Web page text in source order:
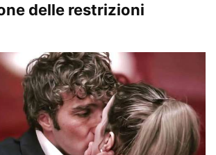
delle restrizioni